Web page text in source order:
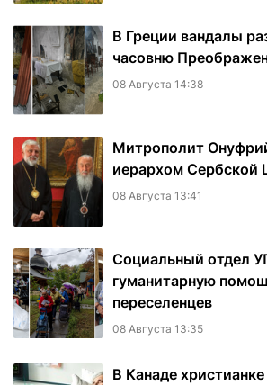
В Греции вандалы
часовню
08 Августа 14:38
Митрополит
иерархом Сербской
08 Августа 13:41
Социальный отдел
гуманитарную
переселенцев
08 Августа 13:35
В Канаде